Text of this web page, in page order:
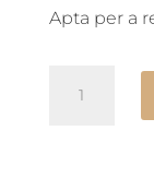
Apta per a